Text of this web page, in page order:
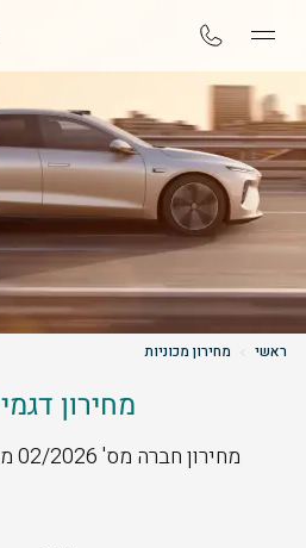
ראשי מחירון מכוניות
מחירון דגמי NIO
מחירון חברה מס' 02/2026 מתאריך 01.04.2026